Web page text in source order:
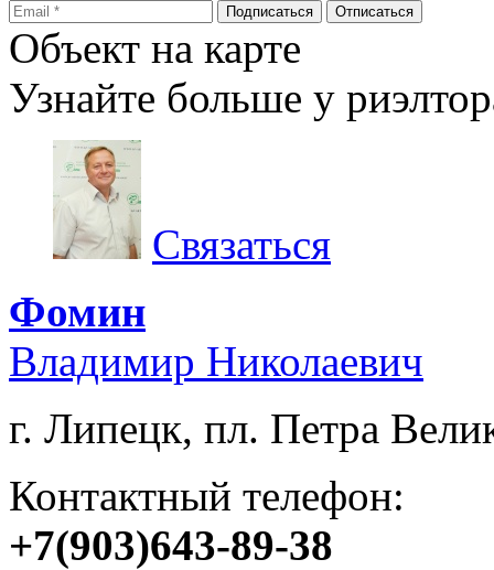
Объект на карте
Узнайте больше у
Связаться
Фомин
Владимир Николаевич
г. Липецк, пл. Петра
Контактный телефон:
+7(903)643-89-38